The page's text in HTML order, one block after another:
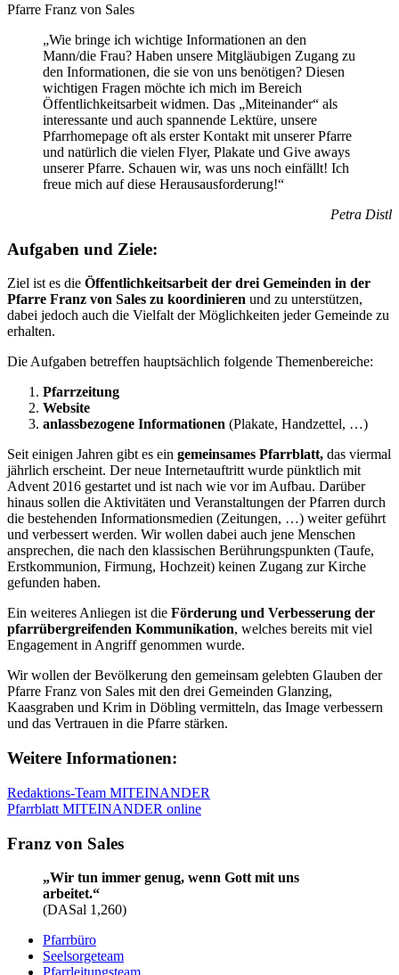
Pfarre Franz von Sales
„Wie bringe ich wichtige Informationen an den
Mann/die Frau? Haben unsere Mitgläubigen Zugang zu
den Informationen, die sie von uns benötigen? Diesen
wichtigen Fragen möchte ich mich im Bereich
Öffentlichkeitsarbeit widmen. Das „Miteinander“ als
interessante und auch spannende Lektüre, unsere
Pfarrhomepage oft als erster Kontakt mit unserer Pfarre
und natürlich die vielen Flyer, Plakate und Give aways
unserer Pfarre. Schauen wir, was uns noch einfällt! Ich
freue mich auf diese Herausausforderung!“
Petra Distl
Aufgaben und Ziele:
Ziel ist es die Öffentlichkeitsarbeit der drei Gemeinden in der
Pfarre Franz von Sales zu koordinieren und zu unterstützen,
dabei jedoch auch die Vielfalt der Möglichkeiten jeder Gemeinde zu
erhalten.
Die Aufgaben betreffen hauptsächlich folgende Themenbereiche:
Pfarrzeitung
Website
anlassbezogene Informationen (Plakate, Handzettel, …)
Seit einigen Jahren gibt es ein gemeinsames Pfarrblatt, das viermal
jährlich erscheint. Der neue Internetauftritt wurde pünktlich mit
Advent 2016 gestartet und ist nach wie vor im Aufbau. Darüber
hinaus sollen die Aktivitäten und Veranstaltungen der Pfarren durch
die bestehenden Informationsmedien (Zeitungen, …) weiter geführt
und verbessert werden. Wir wollen dabei auch jene Menschen
ansprechen, die nach den klassischen Berührungspunkten (Taufe,
Erstkommunion, Firmung, Hochzeit) keinen Zugang zur Kirche
gefunden haben.
Ein weiteres Anliegen ist die Förderung und Verbesserung der
pfarrübergreifenden Kommunikation, welches bereits mit viel
Engagement in Angriff genommen wurde.
Wir wollen der Bevölkerung den gemeinsam gelebten Glauben der
Pfarre Franz von Sales mit den drei Gemeinden Glanzing,
Kaasgraben und Krim in Döbling vermitteln, das Image verbessern
und das Vertrauen in die Pfarre stärken.
Weitere Informationen:
Redaktions-Team MITEINANDER
Pfarrblatt MITEINANDER online
Franz von Sales
„Wir tun immer genug, wenn Gott mit uns
arbeitet.“
(DASal 1,260)
Pfarrbüro
Seelsorgeteam